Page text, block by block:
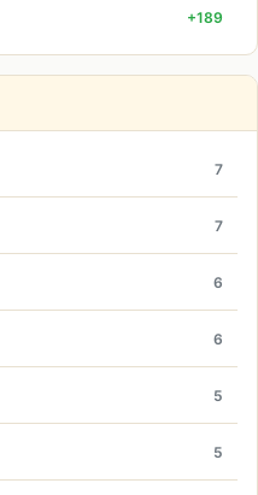
+189
7
7
6
6
5
5